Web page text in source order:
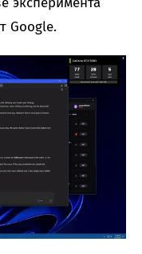
Google.